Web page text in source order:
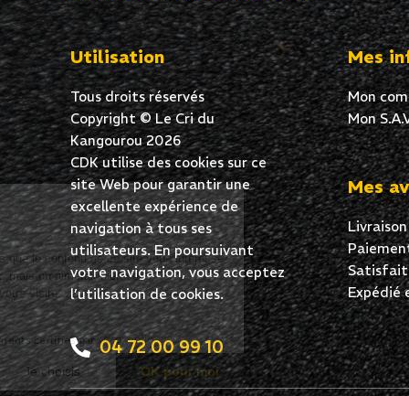
Salut c'est nous...
les Cookies !
On a attendu d'être sûrs que le contenu
de ce site vous intéresse avant de
vous déranger, mais on aimerait bien vous accompagner pendant
votre visite...
C'est OK pour vous ?
Consentements certifiés par
Non merci Je choisis OK pour moi
Utilisation
Tous droits réservés
Copyright © Le Cri du
Kangourou 2026
CDK utilise des cookies sur ce
site Web pour garantir une
excellente expérience de
navigation à tous ses
utilisateurs. En poursuivant
votre navigation, vous acceptez
l’utilisation de cookies.
04 72 00 99 10
Mes
Mon
Mon
Mes
Satisfait
Expédié